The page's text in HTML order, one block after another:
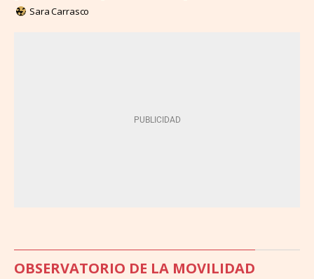
Sara Carrasco
OBSERVATORIO DE LA MOVILIDAD